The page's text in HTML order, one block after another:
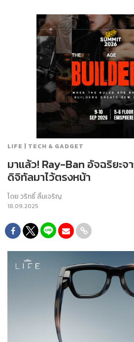
LIFE | TECH & GADGET
มาแล้ว! Ray-Ban อัจฉริยะจ
ดิจิทัลมาไว้ตรงหน้า
โดยวริทธิ์ ลิ้มเจริญ
18.09.2025